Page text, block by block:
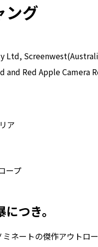
ング
Ltd,
and Red Apple Camera
ア
ープ
つき。
ネートの傑作アウトロ